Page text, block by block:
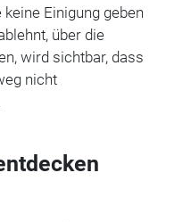
Einigung geben
über die
wird sichtbar, dass
nicht